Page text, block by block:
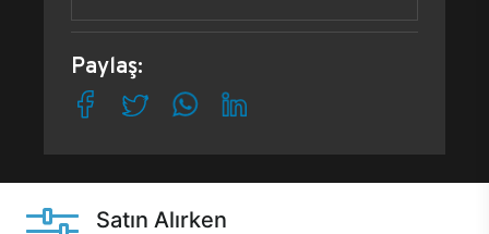
Paylaş:
Satın Alırken